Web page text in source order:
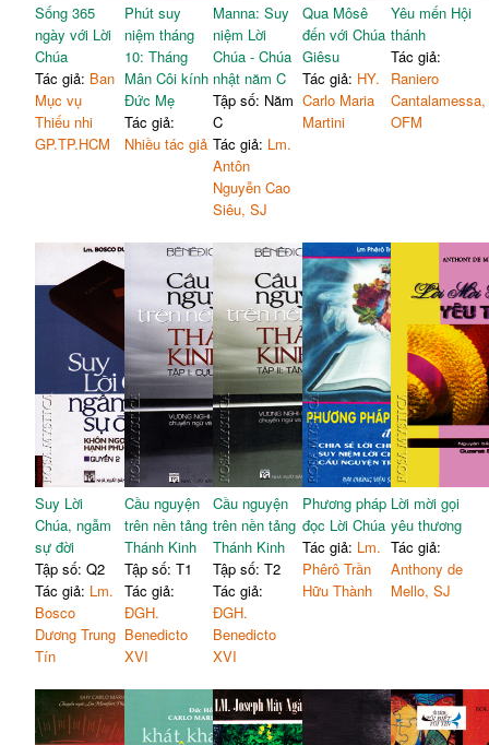
Sống 365
ngày với Lời
Chúa
Tác giả: Ban
Mục vụ
Thiếu nhi
GP.TP.HCM
Phút suy
niệm tháng
10: Tháng
Mân Côi kính
Đức Mẹ
Tác giả:
Nhiều tác giả
Manna: Suy
niệm Lời
Chúa - Chúa
nhật năm C
Tập số: Năm
C
Tác giả: Lm.
Antôn
Nguyễn Cao
Siêu, SJ
Qua Môsê
đến với Chúa
Giêsu
Tác giả: HY.
Carlo Maria
Martini
Yêu mến Hội
thánh
Tác giả:
Raniero
Cantalamessa,
OFM
Suy Lời
Chúa, ngẫm
sự đời
Tập số: Q2
Tác giả: Lm.
Bosco
Dương Trung
Tín
Cầu nguyện
trên nền tảng
Thánh Kinh
Tập số: T1
Tác giả:
ĐGH.
Benedicto
XVI
Cầu nguyện
trên nền tảng
Thánh Kinh
Tập số: T2
Tác giả:
ĐGH.
Benedicto
XVI
Phương pháp
đọc Lời Chúa
Tác giả: Lm.
Phêrô Trần
Hữu Thành
Lời mời gọi
yêu thương
Tác giả:
Anthony de
Mello, SJ